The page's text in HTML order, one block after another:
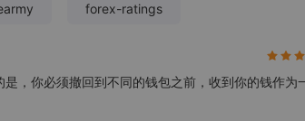
forex-ratings
，你必须撤回到不同的钱包之前，收到你的钱作为